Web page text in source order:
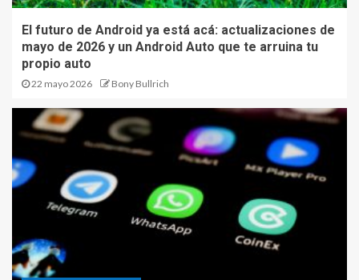
El futuro de Android ya está acá: actualizaciones de
mayo de 2026 y un Android Auto que te arruina tu
propio auto
22 mayo 2026 Bony Bullrich